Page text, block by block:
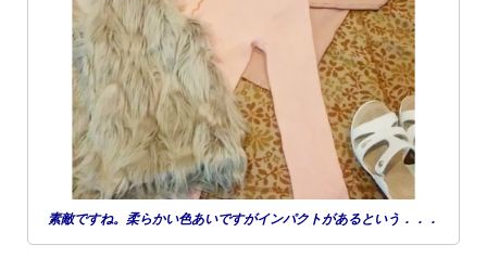
素敵ですね。柔らかい色あいですがインパクトがあるという．．．